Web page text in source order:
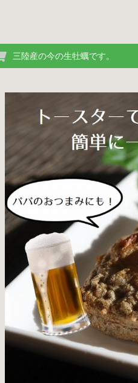
三陸産の今の生牡蠣です。